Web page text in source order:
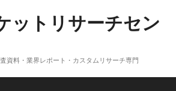
ットリサーチセン
資料・業界レポート・カスタムリサーチ専門